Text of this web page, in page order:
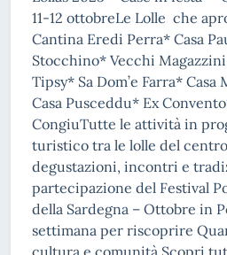
11-12 ottobreLe Lolle che
Cantina Eredi Perra* Casa
Stocchino* Vecchi
Tipsy* Sa Dom’e Farra* Casa
Casa Pusceddu* Ex
CongiuTutte le attività in
turistico tra le lolle del
degustazioni, incontri e
partecipazione del Festival
della Sardegna – Ottobre in
settimana per riscoprire
cultura e comunità.Scopri